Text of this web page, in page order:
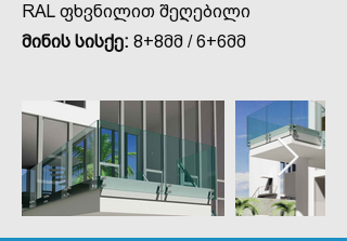
RAL ფხვნილით შეღებილი
მინის სისქე: 8+8მმ / 6+6მმ